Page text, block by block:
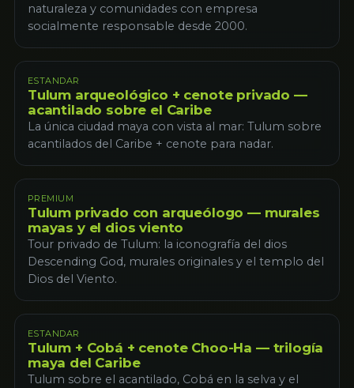
naturaleza y comunidades con empresa
socialmente responsable desde 2000.
ESTANDAR
Tulum arqueológico + cenote privado —
acantilado sobre el Caribe
La única ciudad maya con vista al mar: Tulum sobre
acantilados del Caribe + cenote para nadar.
PREMIUM
Tulum privado con arqueólogo — murales
mayas y el dios viento
Tour privado de Tulum: la iconografía del dios
Descending God, murales originales y el templo del
Dios del Viento.
ESTANDAR
Tulum + Cobá + cenote Choo-Ha — trilogía
maya del Caribe
Tulum sobre el acantilado, Cobá en la selva y el